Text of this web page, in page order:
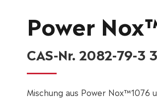
Power
CAS-Nr. 2082-79-3
Mischung aus Power Nox™1076